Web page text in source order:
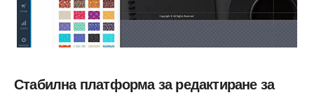
Стабилна платформа за редактиране за